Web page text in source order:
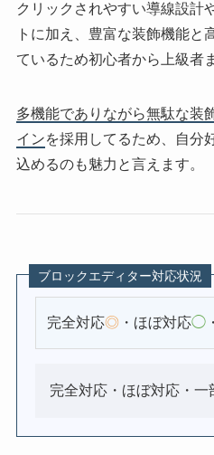
クリックされやすい導線設計
トに加え、豊富な装飾機能と
ているため初心者から上級者
多機能でありながら無駄な装
インを採用してるため、自分
込めるのも魅力と言えます。
ブロックエディター対応状況
完全対応◎・ほぼ対応◯
完全対応・ほぼ対応・一